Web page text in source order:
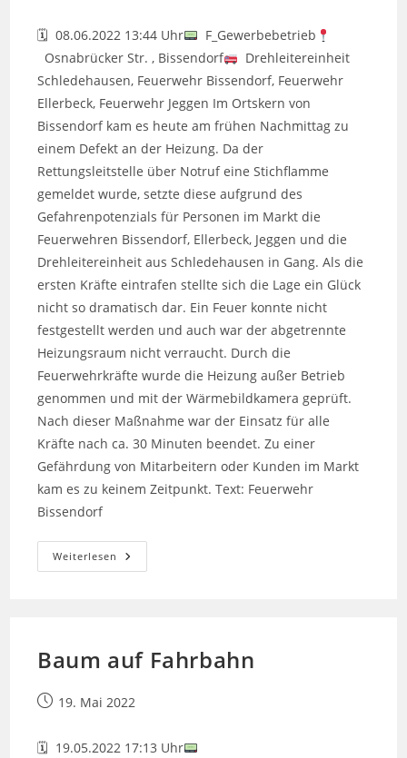
🗓 08.06.2022 13:44 Uhr
F_Gewerbebetrieb
Osnabrücker Str. , Bissendorf
Drehleitereinheit
Schledehausen, Feuerwehr Bissendorf, Feuerwehr
Ellerbeck, Feuerwehr Jeggen Im Ortskern von
Bissendorf kam es heute am frühen Nachmittag zu
einem Defekt an der Heizung. Da der
Rettungsleitstelle über Notruf eine Stichflamme
gemeldet wurde, setzte diese aufgrund des
Gefahrenpotenzials für Personen im Markt die
Feuerwehren Bissendorf, Ellerbeck, Jeggen und die
Drehleitereinheit aus Schledehausen in Gang. Als die
ersten Kräfte eintrafen stellte sich die Lage ein Glück
nicht so dramatisch dar. Ein Feuer konnte nicht
festgestellt werden und auch war der abgetrennte
Heizungsraum nicht verraucht. Durch die
Feuerwehrkräfte wurde die Heizung außer Betrieb
genommen und mit der Wärmebildkamera geprüft.
Nach dieser Maßnahme war der Einsatz für alle
Kräfte nach ca. 30 Minuten beendet. Zu einer
Gefährdung von Mitarbeitern oder Kunden im Markt
kam es zu keinem Zeitpunkt. Text: Feuerwehr
Bissendorf
Weiterlesen Brand
Im
Baum auf Fahrbahn
Beitrag19. Mai 2022
🗓 19.05.2022 17:13 Uhr